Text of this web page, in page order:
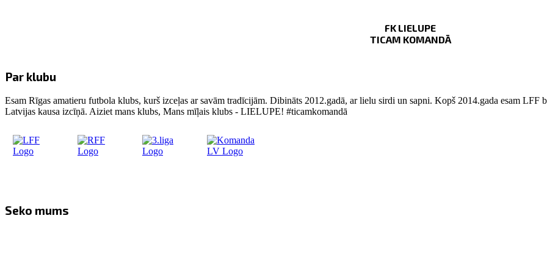
FK LIELUPE
TICAM KOMANDĀ
Par klubu
Esam Rīgas amatieru futbola klubs, kurš izceļas ar savām tradīcijām. Dibināts 2012.gadā, ar lielu sirdi un sapni. Kopš 2014.gada esam
Latvijas kausa izcīņā. Aiziet mans klubs, Mans mīļais klubs - LIELUPE! #ticamkomandā
Seko mums